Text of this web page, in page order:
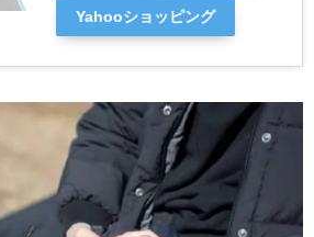
Yahooショッピング